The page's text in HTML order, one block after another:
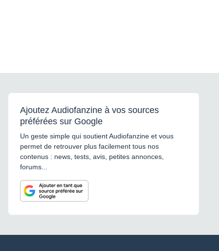
Ajoutez Audiofanzine à vos sources
préférées sur Google
Un geste simple qui soutient Audiofanzine et vous
permet de retrouver plus facilement tous nos
contenus : news, tests, avis, petites annonces,
forums...